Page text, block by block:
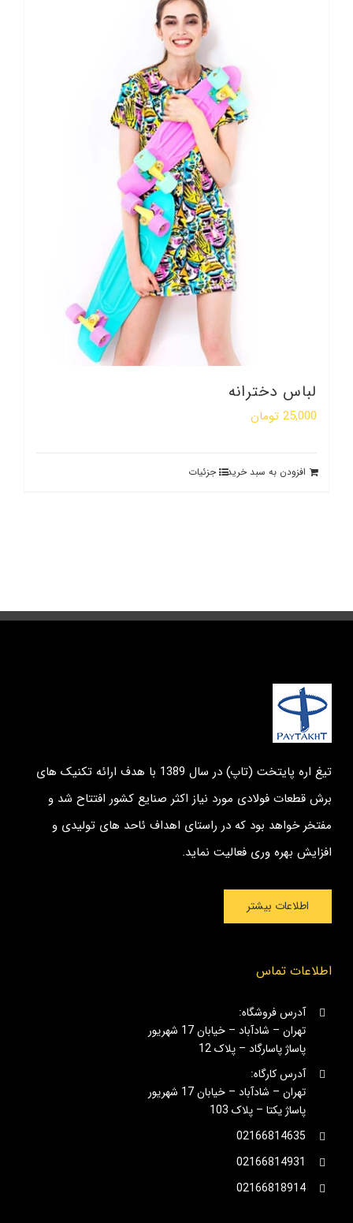
لباس دخترانه
25,000 تومان
افزودن به سبد خرید جزئیات
تیغ اره پایتخت (تاپ) در سال 1389 با هدف ارائه تکنیک های
برش قطعات فولادی مورد نیاز اکثر صنایع کشور افتتاح شد و
مفتخر خواهد بود که در راستای اهداف ئاحد های تولیدی و
افزایش بهره وری فعالیت نماید.
اطلاعات بیشتر
اطلاعات تماس
آدرس فروشگاه:
تهران – شادآباد – خیابان 17 شهریور
پاساژ پاسارگاد – پلاک 12
آدرس کارگاه:
تهران – شادآباد – خیابان 17 شهریور
پاساژ یکتا – پلاک 103
02166814635
02166814931
02166818914